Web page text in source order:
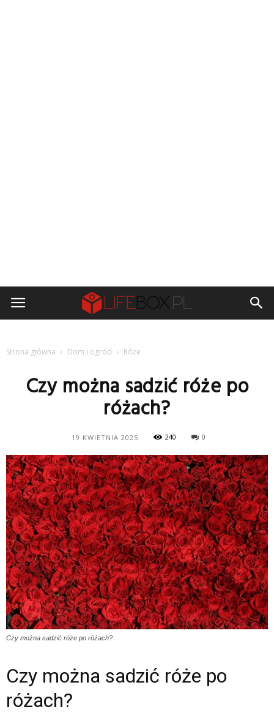
Strona główna Dom i ogród Róże
Czy można sadzić róże po
różach?
19 KWIETNIA 2025 240 0
Czy można sadzić róże po różach?
Czy można sadzić róże po
różach?